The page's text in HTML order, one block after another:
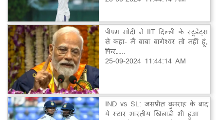
पीएम मोदी ने IIT दिल्ली के स्टूडेंट्स
से कहा- मैं बाबा बागेश्वर तो नहीं हूं,
फिर…...
25-09-2024 11:44:14 AM
IND vs SL: जसप्रीत बुमराह के बाद
ये स्टार भारतीय खिलाड़ी भी हुआ